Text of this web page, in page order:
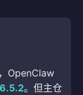
OpenClaw
。但主仓